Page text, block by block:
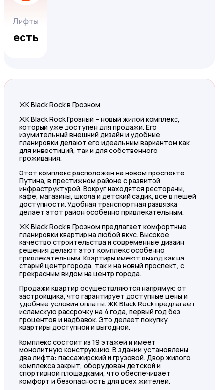
Лифты
есть
ЖК Black Rock в Грозном
ЖК Black Rock Грозный – новый жилой комплекс,
который уже доступен для продажи. Его
изумительный внешний дизайн и удобные
планировки делают его идеальным вариантом как
для инвестиций, так и для собственного
проживания.
Этот комплекс расположен на новом проспекте
Путина, в престижном районе с развитой
инфраструктурой. Вокруг находятся рестораны,
кафе, магазины, школа и детский садик, все в пешей
доступности. Удобная транспортная развязка
делает этот район особенно привлекательным.
ЖК Black Rock в Грозном предлагает комфортные
планировки квартир на любой вкус. Высокое
качество строительства и современные дизайн
решения делают этот комплекс особенно
привлекательным. Квартиры имеют выход как на
старый центр города, так и на новый проспект, с
прекрасным видом на центр города.
Продажи квартир осуществляются напрямую от
застройщика, что гарантирует доступные цены и
удобные условия оплаты. ЖК Black Rock предлагает
исламскую рассрочку на 4 года, первый год без
процентов и надбавок. Это делает покупку
квартиры доступной и выгодной.
Комплекс состоит из 19 этажей и имеет
монолитную конструкцию. В здании установлены
два лифта: пассажирский и грузовой. Двор жилого
комплекса закрыт, оборудован детской и
спортивной площадками, что обеспечивает
комфорт и безопасность для всех жителей.